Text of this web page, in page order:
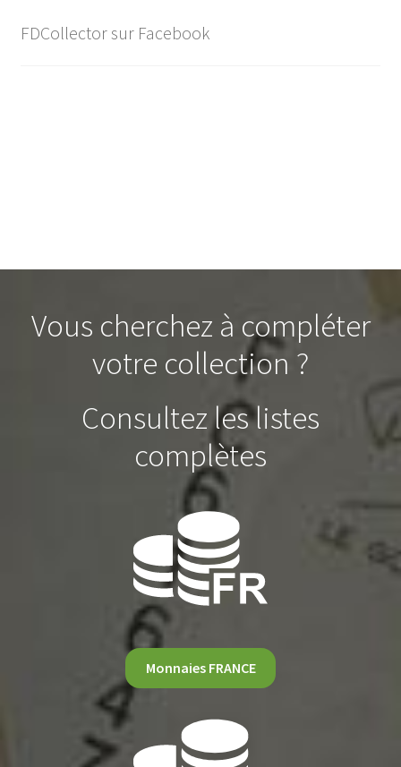
FDCollector sur Facebook
Vous cherchez à compléter
votre collection ?
Consultez les listes
complètes
Monnaies FRANCE